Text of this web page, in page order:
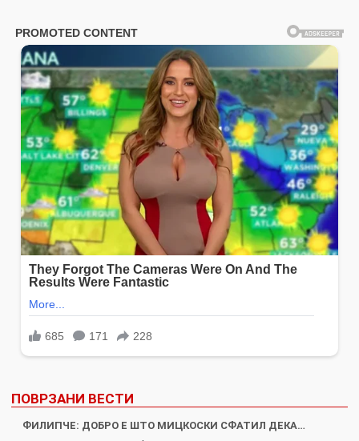
ПОВРЗАНИ ВЕСТИ
ФИЛИПЧЕ: ДОБРО Е ШТО МИЦКОСКИ СФАТИЛ ДЕКА…